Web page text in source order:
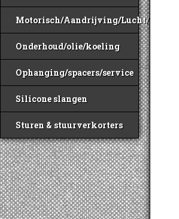
Motorisch/Aandrijving/Lucht/Benzine
Onderhoud/olie/koeling
Ophanging/spacers/service
Silicone slangen
Sturen & stuurverkorters